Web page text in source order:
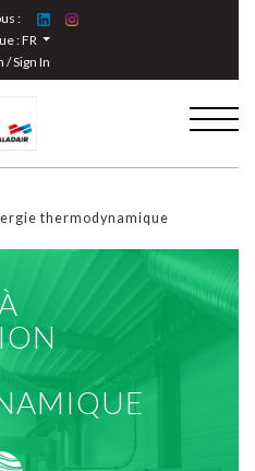
:
:FR
/ Sign In
thermodynamique